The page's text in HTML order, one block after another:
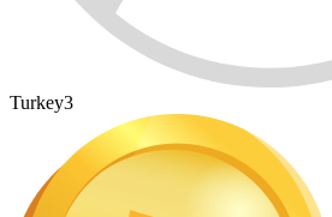
Turkey3